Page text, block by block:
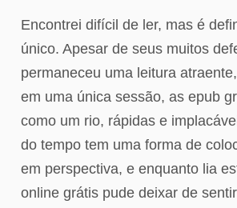
Encontrei difícil de ler, mas é
único. Apesar de seus muitos
permaneceu uma leitura
em uma única sessão, as epub
como um rio, rápidas e
do tempo tem uma forma de
em perspectiva, e enquanto lia
online grátis pude deixar de